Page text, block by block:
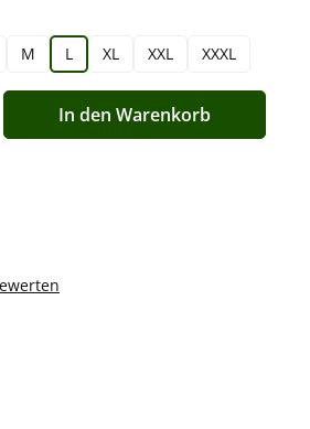
M L XL XXL XXXL
den gewünschten Wert ein oder
In den Warenkorb